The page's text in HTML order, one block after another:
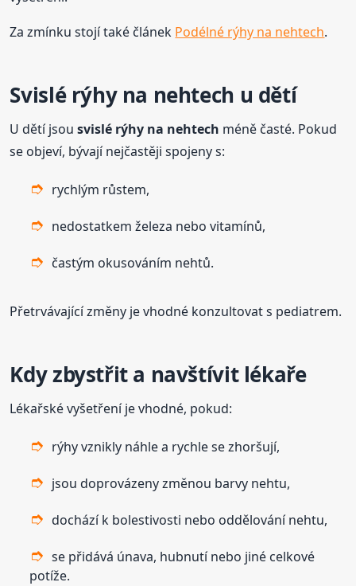
Za zmínku stojí také článek Podélné rýhy na nehtech.
Svislé rýhy na nehtech u dětí
U dětí jsousvislé rýhy na nehtech méně časté. Pokud
se objeví, bývají nejčastěji spojeny s:
rychlým růstem,
nedostatkem železa nebo vitamínů,
častým okusováním nehtů.
Přetrvávající změny je vhodné konzultovat s pediatrem.
Kdy zbystřit a navštívit lékaře
Lékařské vyšetření je vhodné, pokud:
rýhy vznikly náhle a rychle se zhoršují,
jsou doprovázeny změnou barvy nehtu,
dochází k bolestivosti nebo oddělování nehtu,
se přidává únava, hubnutí nebo jiné celkové
potíže.